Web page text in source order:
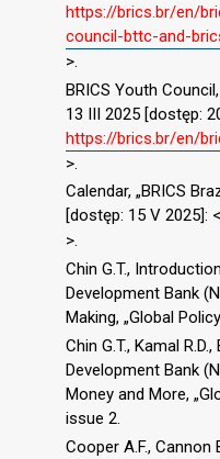
https://brics.br/en/
council-bttc-and-
>.
BRICS Youth
13 III 2025 [dostęp:
https://brics.br/en/
>.
Calendar, „BRICS
[dostęp: 15 V 2025]: <
>.
Chin G.T.,
Development Bank
Making, „Global
Chin G.T., Kamal
Development Bank
Money and More,
issue 2.
Cooper A.F., Cannon